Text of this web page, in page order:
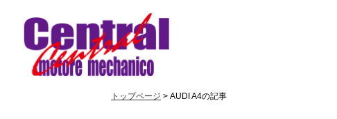
トップページ > AUDI A4の記事